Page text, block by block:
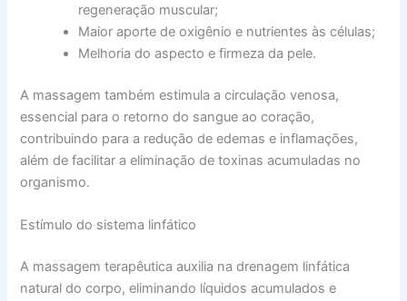
regeneração muscular;
Maior aporte de oxigênio e nutrientes às células;
Melhoria do aspecto e firmeza da pele.
A massagem também estimula a circulação venosa,
essencial para o retorno do sangue ao coração,
contribuindo para a redução de edemas e inflamações,
além de facilitar a eliminação de toxinas acumuladas no
organismo.
Estímulo do sistema linfático
A massagem terapêutica auxilia na drenagem linfática
natural do corpo, eliminando líquidos acumulados e